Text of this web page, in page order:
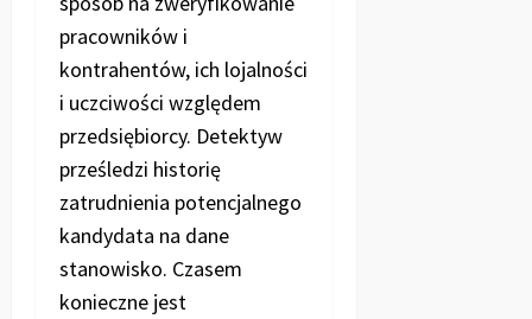
pracowników i
kontrahentów, ich lojalności
i uczciwości względem
przedsiębiorcy. Detektyw
prześledzi historię
zatrudnienia potencjalnego
kandydata na dane
stanowisko. Czasem
konieczne jest